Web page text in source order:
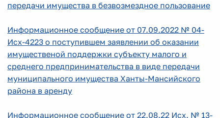
передачи имущества в безвозмездное пользование
Информационное сообщение от 07.09.2022 № 04-
Исх-4223 о поступившем заявлении об оказании
имущественой поддержки субъекту малого и
среднего предпринимательства в виде передачи
муниципального имущества Ханты-Мансийского
района в аренду
Информационное сообщение от 22.08.22 Исх. № 13-